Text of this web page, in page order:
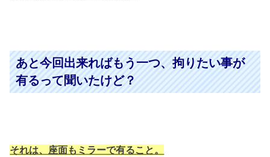
あと今回出来ればもう一つ、拘りたい事が
有るって聞いたけど？
それは、座面もミラーで有ること。